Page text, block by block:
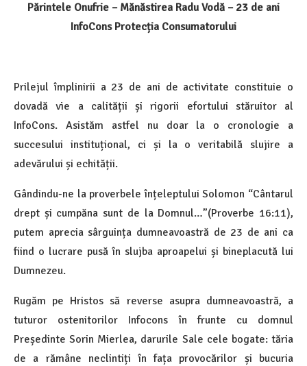
Părintele Onufrie – Mănăstirea Radu Vodă – 23 de ani
InfoCons Protecția Consumatorului
Prilejul împlinirii a 23 de ani de activitate constituie o
dovadă vie a calității și rigorii efortului stăruitor al
InfoCons. Asistăm astfel nu doar la o cronologie a
succesului instituțional, ci și la o veritabilă slujire a
adevărului și echității.
Gândindu-ne la proverbele înțeleptului Solomon “Cântarul
drept și cumpăna sunt de la Domnul…”(Proverbe 16:11),
putem aprecia sârguința dumneavoastră de 23 de ani ca
fiind o lucrare pusă în slujba aproapelui și bineplacută lui
Dumnezeu.
Rugăm pe Hristos să reverse asupra dumneavoastră, a
tuturor ostenitorilor Infocons în frunte cu domnul
Președinte Sorin Mierlea, darurile Sale cele bogate: tăria
de a rămâne neclintiți în fața provocărilor și bucuria